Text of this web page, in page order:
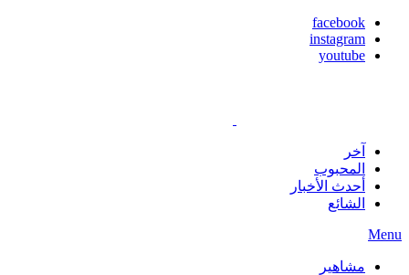
facebook
instagram
youtube
آخر
المحبوب
أحدث الأخبار
الشائع
Menu
مشاهير